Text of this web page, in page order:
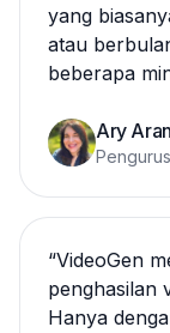
yang
atau
beberapa
Ary
“VideoGen
penghasilan
Hanya